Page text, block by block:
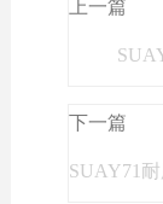
上一篇
下一篇
SUAY71